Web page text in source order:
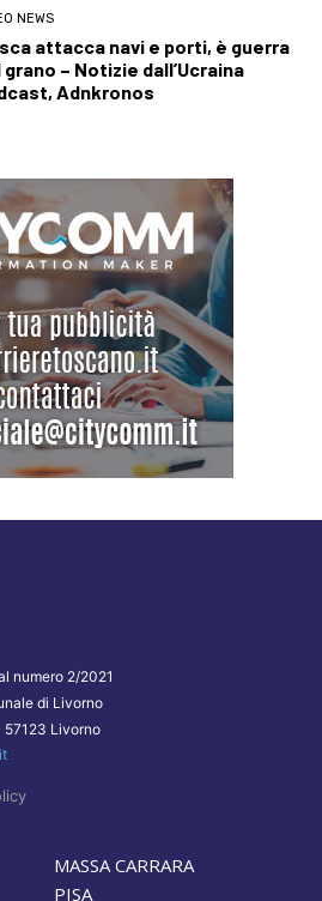
NEWS
attacca navi e porti, è guerra
grano – Notizie dall’Ucraina
Adnkronos
numero 2/2021
di Livorno
57123 Livorno
MASSA CARRARA
PISA